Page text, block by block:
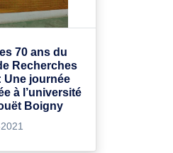
70 ans du
Recherches
Une journée
à l’université
Boigny